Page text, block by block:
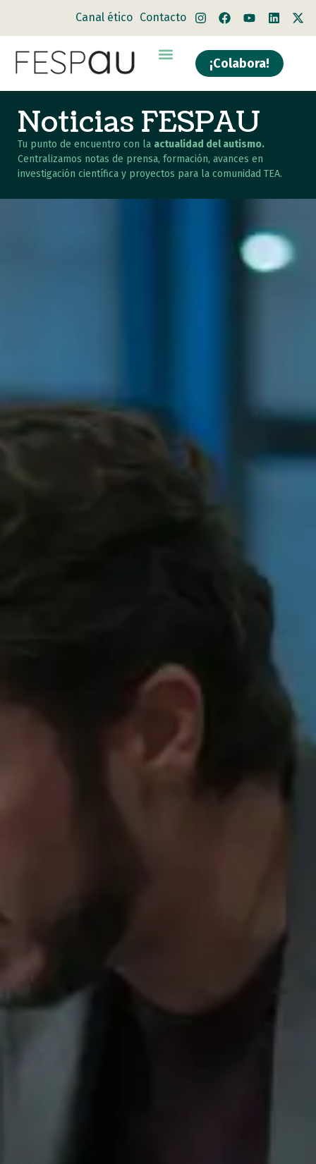
Canal ético Contacto
¡Colabora!
Noticias FESPAU
Tu punto de encuentro con la actualidad del autismo.
Centralizamos notas de prensa, formación, avances en
investigación científica y proyectos para la comunidad TEA.